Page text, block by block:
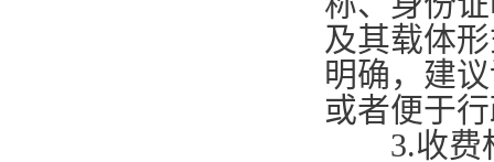
及其载体
明确，建
或者便于
3.收费